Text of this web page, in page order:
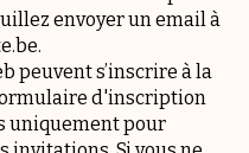
envoyer un email à
peuvent s’inscrire à la
d'inscription
uniquement pour